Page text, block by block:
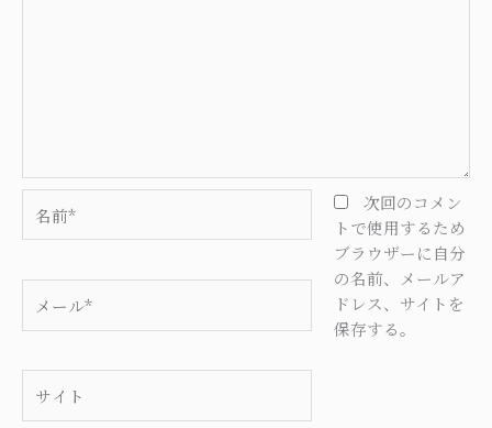
前
ー
*
次回のコメン
トで使用するため
ブラウザーに自分
の名前、メールア
ドレス、サイトを
保存する。